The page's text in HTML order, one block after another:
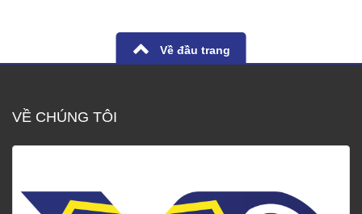
Về đầu trang
VỀ CHÚNG TÔI